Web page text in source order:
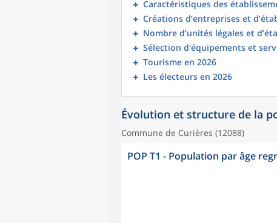
Caractéristiques des
Créations d’entreprises et
Nombre d’unités légales et
Sélection d'équipements et
Tourisme en 2026
Les électeurs en 2026
Évolution et structure de la
Commune de Curières (12088)
POP T1 - Population par âge